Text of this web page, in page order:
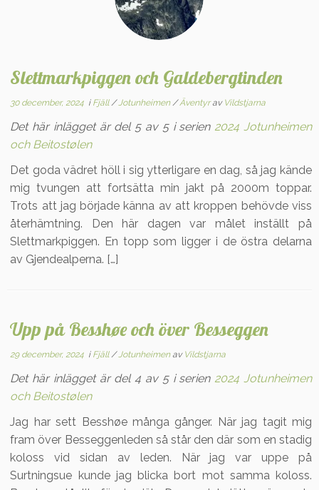
Slettmarkpiggen och Galdebergtinden
30 december, 2024 i Fjäll/Jotunheimen/Äventyrav Vildstjarna
Det här inlägget är del 5 av 5 i serien 2024 Jotunheimen
och Beitostølen
Det goda vädret höll i sig ytterligare en dag, så jag kände
mig tvungen att fortsätta min jakt på 2000m toppar.
Trots att jag började känna av att kroppen behövde viss
återhämtning. Den här dagen var målet inställt på
Slettmarkpiggen. En topp som ligger i de östra delarna
av Gjendealperna. […]
Upp på Besshøe och över Besseggen
29 december, 2024 i Fjäll/Jotunheimenav Vildstjarna
Det här inlägget är del 4 av 5 i serien 2024 Jotunheimen
och Beitostølen
Jag har sett Besshøe många gånger. När jag tagit mig
fram över Besseggenleden så står den där som en stadig
koloss vid sidan av leden. När jag var uppe på
Surtningsue kunde jag blicka bort mot samma koloss.